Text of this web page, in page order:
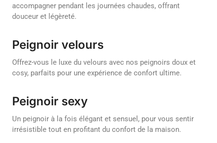
accompagner pendant les journées chaudes, offrant
douceur et légèreté.
Peignoir velours
Offrez-vous le luxe du velours avec nos peignoirs doux et
cosy, parfaits pour une expérience de confort ultime.
Peignoir sexy
Un peignoir à la fois élégant et sensuel, pour vous sentir
irrésistible tout en profitant du confort de la maison.